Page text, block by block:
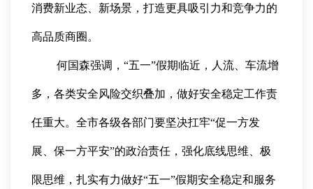
消费新业态、新场景，打造更具吸引力和竞争力的
高品质商圈。
何国森强调，“五一”假期临近，人流、车流增
多，各类安全风险交织叠加，做好安全稳定工作责
任重大。全市各级各部门要坚决扛牢“促一方发
展、保一方平安”的政治责任，强化底线思维、极
限思维，扎实有力做好“五一”假期安全稳定和服务